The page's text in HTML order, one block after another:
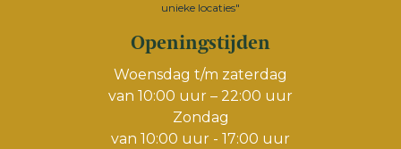
unieke locaties"
Openingstijden
Woensdag t/m zaterdag
van 10:00 uur – 22:00 uur
Zondag
van 10:00 uur - 17:00 uur